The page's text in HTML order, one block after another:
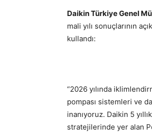
Daikin Türkiye Genel
mali yılı sonuçlarının
kullandı:
“2026 yılında
pompası sistemleri ve
inanıyoruz. Daikin 5
stratejilerinde yer alan